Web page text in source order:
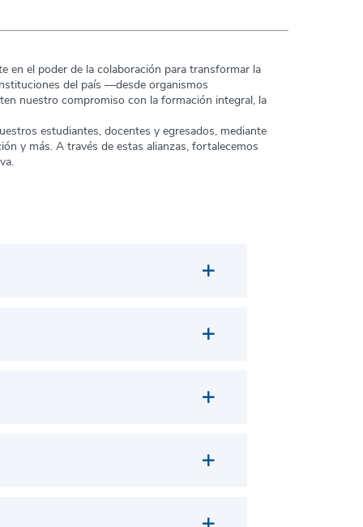
en el poder de la colaboración para transformar la
del país —desde organismos
nuestro compromiso con la formación integral, la
estudiantes, docentes y egresados, mediante
y más. A través de estas alianzas, fortalecemos